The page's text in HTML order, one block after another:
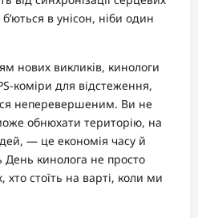
в унісон, ніби один
нових викликів, кинологи
коміри для відстеження,
неперевершеним. Ви не
обнюхати територію, на
— це економія часу й
День кинолога не просто
стоїть на варті, коли ми